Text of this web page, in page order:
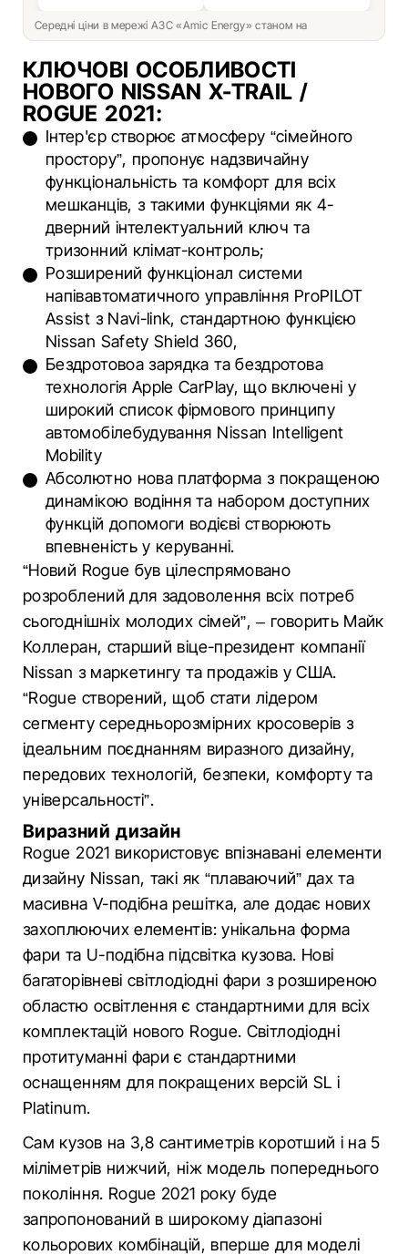
Середні ціни в мережі АЗС «Amic Energy» станом на
КЛЮЧОВІ ОСОБЛИВОСТІ
НОВОГО NISSAN X-TRAIL /
ROGUE 2021:
Інтер'єр створює атмосферу “сімейного
простору”, пропонує надзвичайну
функціональність та комфорт для всіх
мешканців, з такими функціями як 4-
дверний інтелектуальний ключ та
тризонний клімат-контроль;
Розширений функціонал системи
напівавтоматичного управління ProPILOT
Assist з Navi-link, стандартною функцією
Nissan Safety Shield 360,
Бездротовоа зарядка та бездротова
технологія Apple CarPlay, що включені у
широкий список фірмового принципу
автомобілебудування Nissan Intelligent
Mobility
Абсолютно нова платформа з покращеною
динамікою водіння та набором доступних
функцій допомоги водієві створюють
впевненість у керуванні.
“Новий Rogue був цілеспрямовано
розроблений для задоволення всіх потреб
сьогоднішніх молодих сімей”, – говорить Майк
Коллеран, старший віце-президент компанії
Nissan з маркетингу та продажів у США.
“Rogue створений, щоб стати лідером
сегменту середньорозмірних кросоверів з
ідеальним поєднанням виразного дизайну,
передових технологій, безпеки, комфорту та
універсальності”.
Виразний дизайн
Rogue 2021 використовує впізнавані елементи
дизайну Nissan, такі як “плаваючий” дах та
масивна V-подібна решітка, але додає нових
захоплюючих елементів: унікальна форма
фари та U-подібна підсвітка кузова. Нові
багаторівневі світлодіодні фари з розширеною
областю освітлення є стандартними для всіх
комплектацій нового Rogue. Світлодіодні
протитуманні фари є стандартними
оснащенням для покращених версій SL і
Platinum.
Сам кузов на 3,8 сантиметрів коротший і на 5
міліметрів нижчий, ніж модель попереднього
покоління. Rogue 2021 року буде
запропонований в широкому діапазоні
кольорових комбінацій, вперше для моделі